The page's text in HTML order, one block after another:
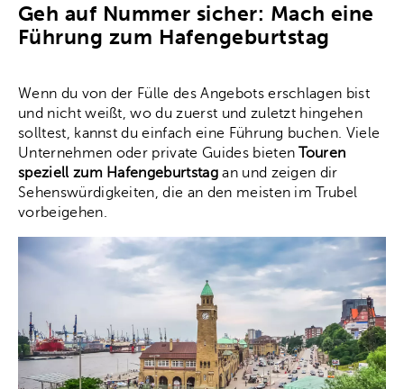
Geh auf Nummer sicher: Mach eine
Führung zum Hafengeburtstag
Wenn du von der Fülle des Angebots erschlagen bist
und nicht weißt, wo du zuerst und zuletzt hingehen
solltest, kannst du einfach eine Führung buchen. Viele
Unternehmen oder private Guides bietenTouren
speziell zum Hafengeburtstagan und zeigen dir
Sehenswürdigkeiten, die an den meisten im Trubel
vorbeigehen.